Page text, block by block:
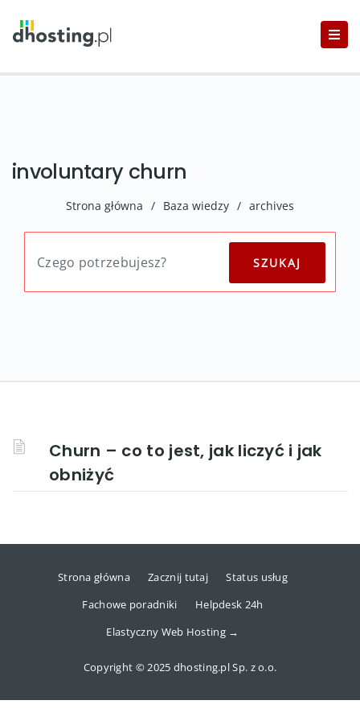
involuntary churn
Strona główna / Baza wiedzy / archives
Churn – co to jest, jak liczyć i jak
obniżyć
Strona główna Zacznij tutaj
Status usług
Fachowe poradniki
Helpdesk 24h
Elastyczny Web Hosting →
Copyright © 2025 dhosting.pl Sp. z o.o.